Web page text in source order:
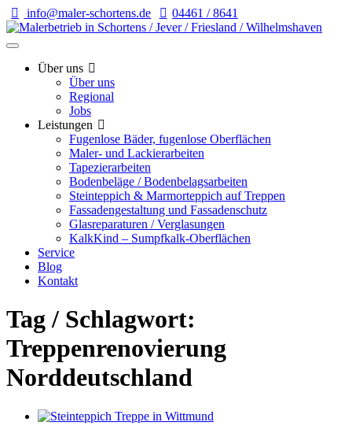
info@maler-schortens.de 04461 / 8641
Über uns
Über uns
Regional
Jobs
Leistungen
Fugenlose Bäder, fugenlose Oberflächen
Maler- und Lackierarbeiten
Tapezierarbeiten
Bodenbeläge / Bodenbelagsarbeiten
Steinteppich & Marmorteppich auf Treppen
Fassadengestaltung und Fassadenschutz
Glasreparaturen / Verglasungen
KalkKind – Sumpfkalk-Oberflächen
Service
Blog
Kontakt
Tag / Schlagwort:
Treppenrenovierung
Norddeutschland